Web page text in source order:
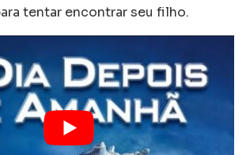
tentar encontrar seu filho.